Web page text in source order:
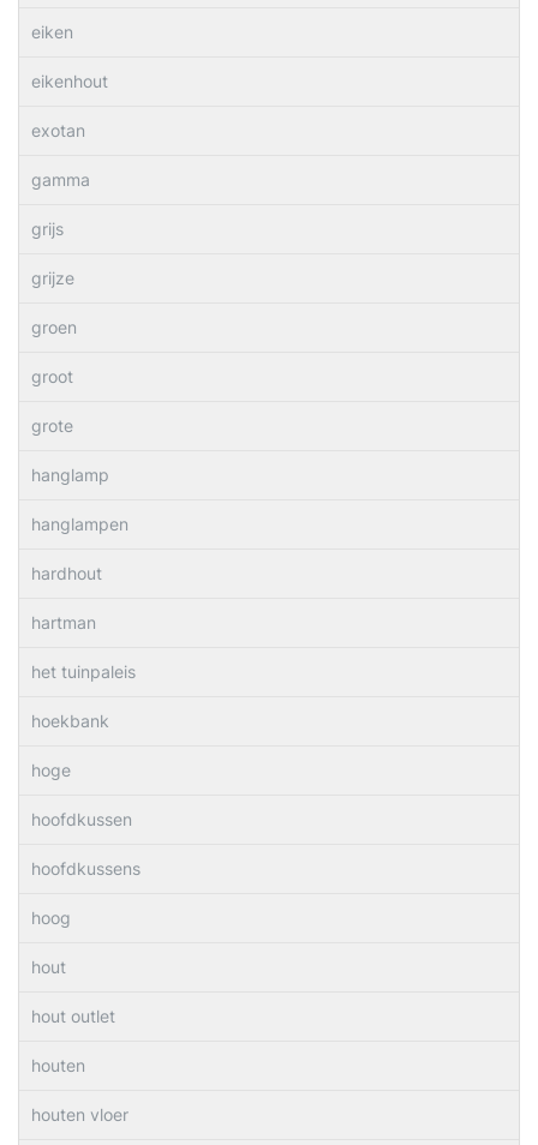
eiken
eikenhout
exotan
gamma
grijs
grijze
groen
groot
grote
hanglamp
hanglampen
hardhout
hartman
het tuinpaleis
hoekbank
hoge
hoofdkussen
hoofdkussens
hoog
hout
hout outlet
houten
houten vloer